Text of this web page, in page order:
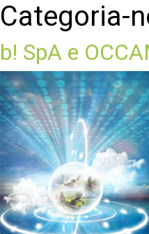
Categoria-
b! SpA e